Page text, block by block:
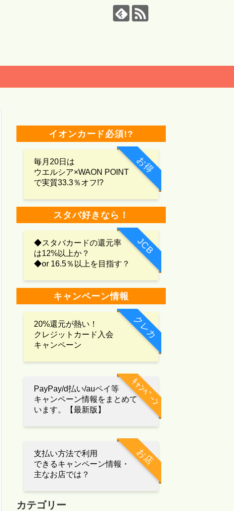
イオンカード必須!?
お得
毎月20日は
ウエルシア×WAON POINT
で実質33.3％オフ!?
スタバ好きなら！
JCB
◆スタバカードの還元率
は12%以上か？
◆or 16.5％以上を目指す？
キャンペーン情報
クレカ
20%還元が熱い！
クレジットカード入会
キャンペーン
ｷｬﾝﾍﾟｰﾝ
PayPay/d払い/auペイ等
キャンペーン情報をまとめて
います。【最新版】
お店
支払い方法で利用
できるキャンペーン情報・
主なお店では？
カテゴリー